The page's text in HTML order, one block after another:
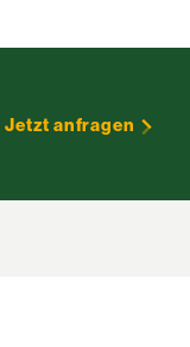
Jetzt anfragen